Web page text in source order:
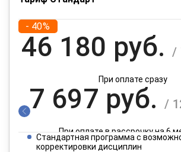
- 40%
46 180 руб. /
При оплате сразу
7 697 руб. /
При оплате в рассрочку на 6
Стандартная программа с
корректировки дисциплин